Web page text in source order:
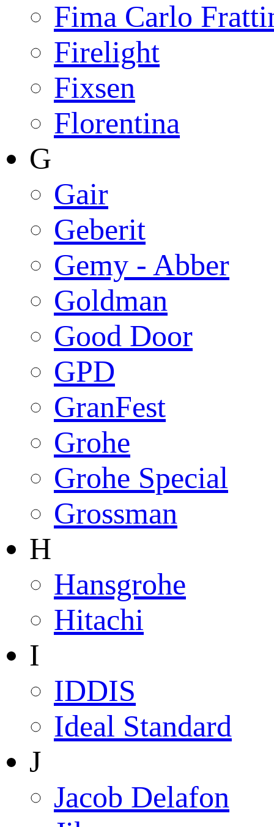
Fima Carlo
Firelight
Fixsen
Florentina
G
Gair
Geberit
Gemy - Abber
Goldman
Good Door
GPD
GranFest
Grohe
Grohe Special
Grossman
H
Hansgrohe
Hitachi
I
IDDIS
Ideal Standard
J
Jacob Delafon